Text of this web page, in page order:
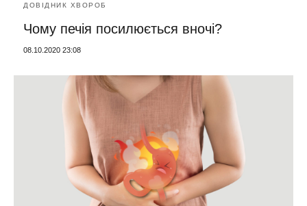
ДОВІДНИК ХВОРОБ
Чому печія посилюється вночі?
08.10.2020 23:08